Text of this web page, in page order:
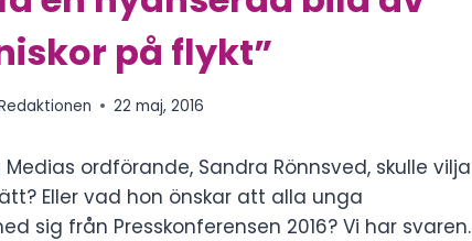
på flykt”
22 maj, 2016
ordförande, Sandra Rönnsved, skulle vilja
Eller vad hon önskar att alla unga
sig från Presskonferensen 2016? Vi har svaren.